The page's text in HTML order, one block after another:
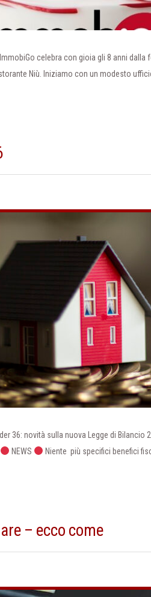
celebra con gioia gli 8 anni dalla
Niù. Iniziamo con un modesto
36: novità sulla nuova Legge di Bilancio
NEWS Niente più specifici benefici
– ecco come